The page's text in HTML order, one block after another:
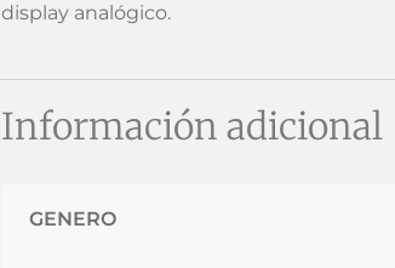
display analógico.
Información adicional
GENERO